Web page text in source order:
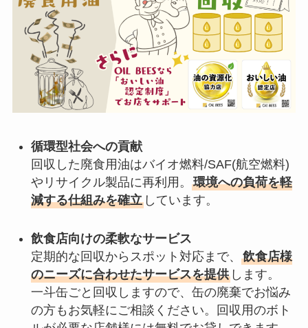
循環型社会への貢献
回収した廃食用油はバイオ燃料/SAF(航空燃料)
やリサイクル製品に再利用。 環境への負荷を軽
減する仕組みを確立しています。
飲食店向けの柔軟なサービス
定期的な回収からスポット対応まで、 飲食店様
のニーズに合わせたサービスを提供します。
一斗缶ごと回収しますので、缶の廃棄でお悩み
の方もお気軽にご相談ください。回収用のボト